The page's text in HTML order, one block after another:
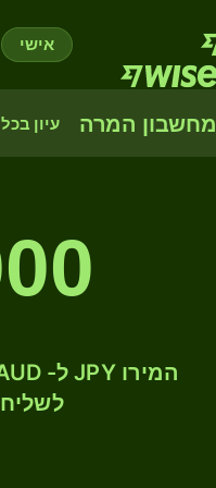
אישי
מחשבון המרה עיון
2,000 ין